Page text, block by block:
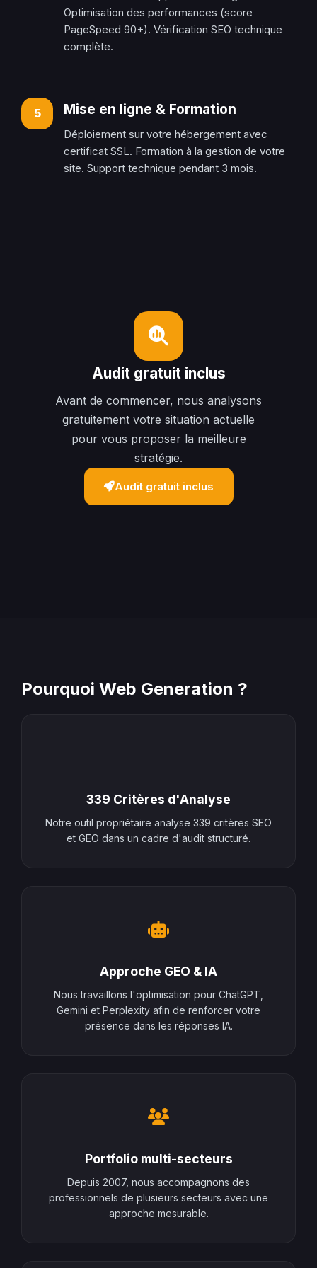
Optimisation des performances (score
PageSpeed 90+). Vérification SEO technique
complète.
5 Mise en ligne & Formation
Déploiement sur votre hébergement avec
certificat SSL. Formation à la gestion de votre
site. Support technique pendant 3 mois.
Audit gratuit inclus
Avant de commencer, nous analysons
gratuitement votre situation actuelle
pour vous proposer la meilleure
stratégie.
Audit gratuit inclus
Pourquoi Web Generation ?
339 Critères d'Analyse
Notre outil propriétaire analyse 339 critères SEO
et GEO dans un cadre d'audit structuré.
Approche GEO & IA
Nous travaillons l'optimisation pour ChatGPT,
Gemini et Perplexity afin de renforcer votre
présence dans les réponses IA.
Portfolio multi-secteurs
Depuis 2007, nous accompagnons des
professionnels de plusieurs secteurs avec une
approche mesurable.